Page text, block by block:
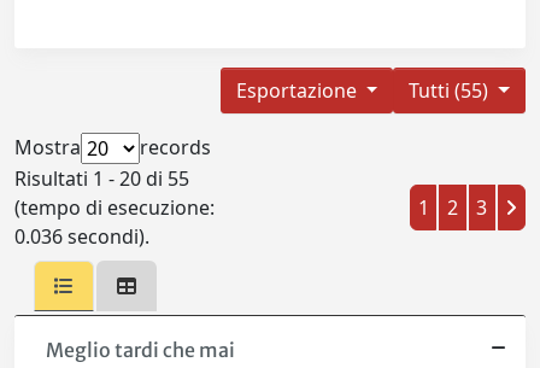
Tutti (55)
Esportazione
Mostra
records
Risultati 1 - 20 di 55
(tempo di esecuzione:
0.036 secondi).
1 2 3
Meglio tardi che mai